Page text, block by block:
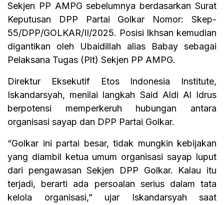
Sekjen PP AMPG sebelumnya berdasarkan Surat
Keputusan DPP Partai Golkar Nomor: Skep-
55/DPP/GOLKAR/II/2025. Posisi Ikhsan kemudian
digantikan oleh Ubaidillah alias Babay sebagai
Pelaksana Tugas (Plt) Sekjen PP AMPG.
Direktur Eksekutif Etos Indonesia Institute,
Iskandarsyah, menilai langkah Said Aldi Al Idrus
berpotensi memperkeruh hubungan antara
organisasi sayap dan DPP Partai Golkar.
“Golkar ini partai besar, tidak mungkin kebijakan
yang diambil ketua umum organisasi sayap luput
dari pengawasan Sekjen DPP Golkar. Kalau itu
terjadi, berarti ada persoalan serius dalam tata
kelola organisasi,” ujar Iskandarsyah saat